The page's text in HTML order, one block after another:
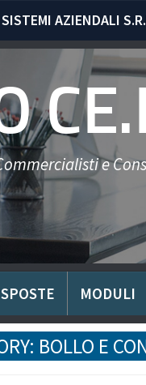
AZIENDALI
e
MODULI
BOLLO E